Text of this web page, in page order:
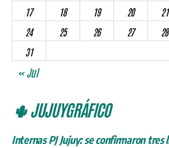
17
18 19 20 21
24
25 26 27 28
31
« Jul
🌵 JUJUYGRÁFICO
Internas PJ Jujuy: se confirmaron tres